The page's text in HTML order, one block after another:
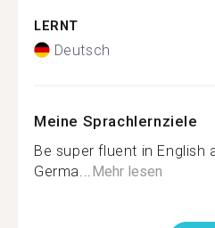
LERNT
Deutsch
Meine Sprachlernziele
Be super fluent in English
Germa... Mehr lesen